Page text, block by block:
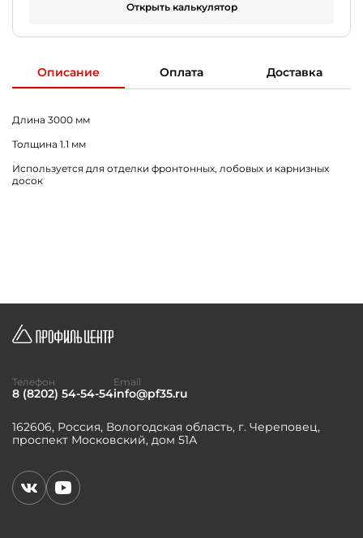
Открыть калькулятор
Описание Оплата Доставка
Длина 3000 мм
Толщина 1.1 мм
Используется для отделки фронтонных, лобовых и карнизных
досок
162606, Россия, Вологодская область, г. Череповец,
проспект Московский, дом 51А
Телефон
8 (8202) 54-54-54
Email
info@pf35.ru